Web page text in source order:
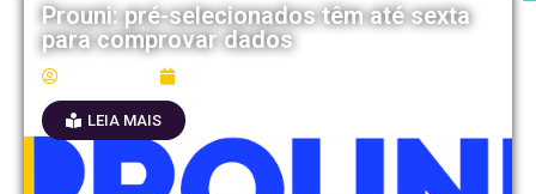
Prouni: pré-selecionados têm até sexta
para comprovar dados
LEIA MAIS